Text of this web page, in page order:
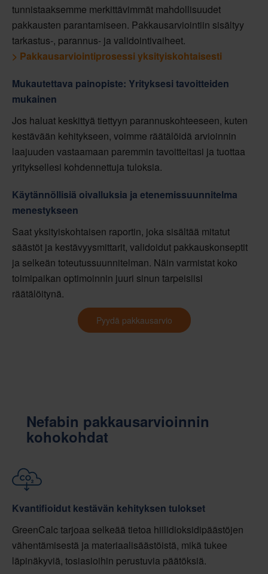
tunnistaaksemme merkittävimmät mahdollisuudet
pakkausten parantamiseen. Pakkausarviointiin sisältyy
tarkastus-, parannus- ja validointivaiheet.
> Pakkausarviointiprosessi yksityiskohtaisesti
Mukautettava painopiste: Yrityksesi tavoitteiden
mukainen
Jos haluat keskittyä tiettyyn parannuskohteeseen, kuten
kestävään kehitykseen, voimme räätälöidä arvioinnin
laajuuden vastaamaan paremmin tavoitteitasi ja tuottaa
yrityksellesi kohdennettuja tuloksia.
Käytännöllisiä oivalluksia ja etenemissuunnitelma
menestykseen
Saat yksityiskohtaisen raportin, joka sisältää mitatut
säästöt ja kestävyysmittarit, validoidut pakkauskonseptit
ja selkeän toteutussuunnitelman. Näin varmistat koko
toimipaikan optimoinnin juuri sinun tarpeisiisi
räätälöitynä.
Pyydä pakkausarvio
Nefabin pakkausarvioinnin
kohokohdat
Kvantifioidut kestävän kehityksen tulokset
GreenCalc tarjoaa selkeää tietoa hiilidioksidipäästöjen
vähentämisestä ja materiaalisäästöistä, mikä tukee
läpinäkyviä, tosiasioihin perustuvia päätöksiä.